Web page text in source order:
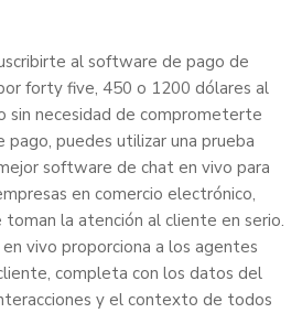
al software de pago de
forty five, 450 o 1200 dólares al
sin necesidad de comprometerte
pago, puedes utilizar una prueba
software de chat en vivo para
en comercio electrónico,
toman la atención al cliente en serio.
vivo proporciona a los agentes
completa con los datos del
y el contexto de todos